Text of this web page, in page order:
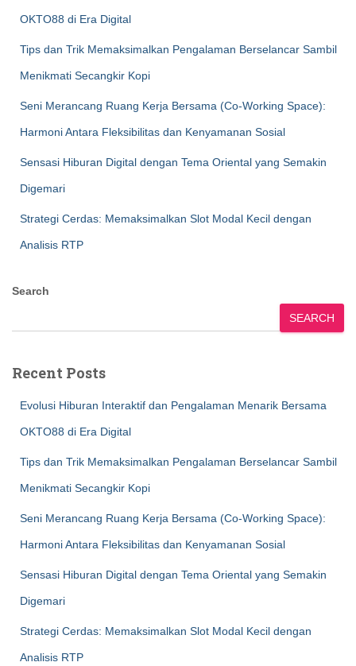
OKTO88 di Era Digital
Tips dan Trik Memaksimalkan Pengalaman Berselancar Sambil
Menikmati Secangkir Kopi
Seni Merancang Ruang Kerja Bersama (Co-Working Space):
Harmoni Antara Fleksibilitas dan Kenyamanan Sosial
Sensasi Hiburan Digital dengan Tema Oriental yang Semakin
Digemari
Strategi Cerdas: Memaksimalkan Slot Modal Kecil dengan
Analisis RTP
Search
SEARCH
Recent Posts
Evolusi Hiburan Interaktif dan Pengalaman Menarik Bersama
OKTO88 di Era Digital
Tips dan Trik Memaksimalkan Pengalaman Berselancar Sambil
Menikmati Secangkir Kopi
Seni Merancang Ruang Kerja Bersama (Co-Working Space):
Harmoni Antara Fleksibilitas dan Kenyamanan Sosial
Sensasi Hiburan Digital dengan Tema Oriental yang Semakin
Digemari
Strategi Cerdas: Memaksimalkan Slot Modal Kecil dengan
Analisis RTP